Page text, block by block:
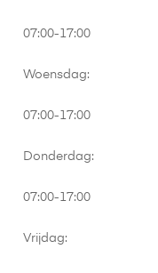
07:00-17:00
Woensdag:
07:00-17:00
Donderdag:
07:00-17:00
Vrijdag: